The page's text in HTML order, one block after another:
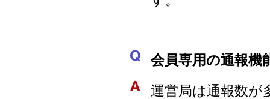
会員専用の通報機
運営局は通報数が